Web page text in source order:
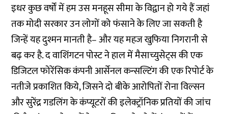
इधर कुछ वर्षों में हम उस मनहूस सीमा के विद्वान हो गये हैं जहां
तक मोदी सरकार उन लोगों को फंसाने के लिए जा सकती है
जिन्हें यह दुश्मन मानती है– और यह महज खुफिया निगरानी से
बढ़ कर है. द वाशिंगटन पोस्ट ने हाल में मैसाच्युसेट्स की एक
डिजिटल फोरेंसिक कंपनी आर्सेनल कन्सल्टिंग की एक रिपोर्ट के
नतीजे प्रकाशित किये, जिसने दो बीके आरोपितों रोना विल्सन
और सुरेंद्र गडलिंग के कंप्यूटरों की इलेक्ट्रॉनिक प्रतियों की जांच